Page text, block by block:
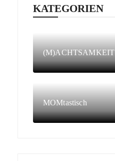
KATEGORIEN
(M)ACHTSAMKEIT
MOMtastisch